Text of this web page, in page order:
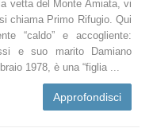
vetta del Monte Amiata, vi
chiama Primo Rifugio. Qui
“caldo” e accogliente:
e suo marito Damiano
1978, è una “figlia ...
Approfondisci